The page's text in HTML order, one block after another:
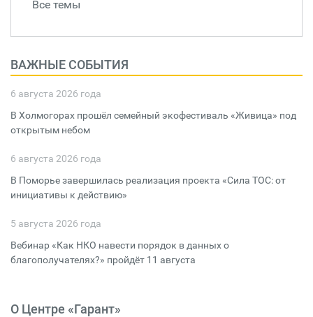
Все темы
ВАЖНЫЕ СОБЫТИЯ
6 августа 2026 года
В Холмогорах прошёл семейный экофестиваль «Живица» под
открытым небом
6 августа 2026 года
В Поморье завершилась реализация проекта «Сила ТОС: от
инициативы к действию»
5 августа 2026 года
Вебинар «Как НКО навести порядок в данных о
благополучателях?» пройдёт 11 августа
О Центре «Гарант»